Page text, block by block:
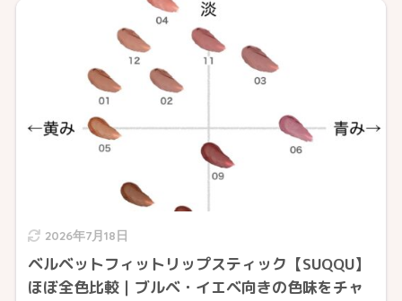
2026年7月18日
ベルベットフィットリップスティック【SUQQU】
ほぼ全色比較｜ブルベ・イエベ向きの色味をチャ